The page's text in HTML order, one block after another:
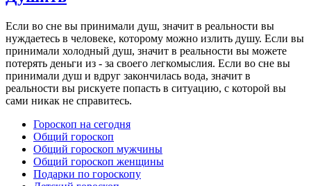
Если во сне вы принимали душ, значит в реальности вы
нуждаетесь в человеке, которому можно излить душу. Если вы
принимали холодный душ, значит в реальности вы можете
потерять деньги из - за своего легкомыслия. Если во сне вы
принимали душ и вдруг закончилась вода, значит в
реальности вы рискуете попасть в ситуацию, с которой вы
сами никак не справитесь.
Гороскоп на сегодня
Общий гороскоп
Общий гороскоп мужчины
Общий гороскоп женщины
Подарки по гороскопу